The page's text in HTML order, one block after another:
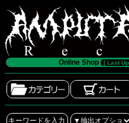
Online Shop [ Last